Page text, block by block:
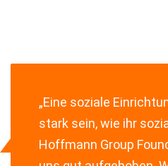
„Eine soziale
stark sein, wie ihr
Hoffmann Group